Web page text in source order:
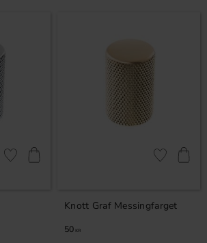
Lagre som favoritt
Knott Graf Messingfarget
50 KR
Lagre som